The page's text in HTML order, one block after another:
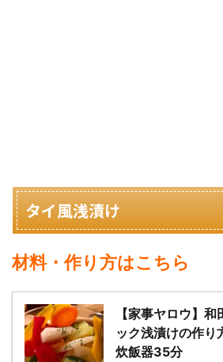
タイ風浅漬け
材料・作り方はこちら
【家事ヤロウ】
ック浅漬けの作り
炊飯器35分